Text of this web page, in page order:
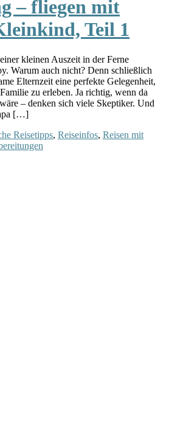
– fliegen mit
Teil 1
kleinen Auszeit in der Ferne
Warum auch nicht? Denn schließlich
Elternzeit eine perfekte Gelegenheit,
zu erleben. Ja richtig, wenn da
– denken sich viele Skeptiker. Und
[…]
Reisetipps, Reiseinfos, Reisen mit